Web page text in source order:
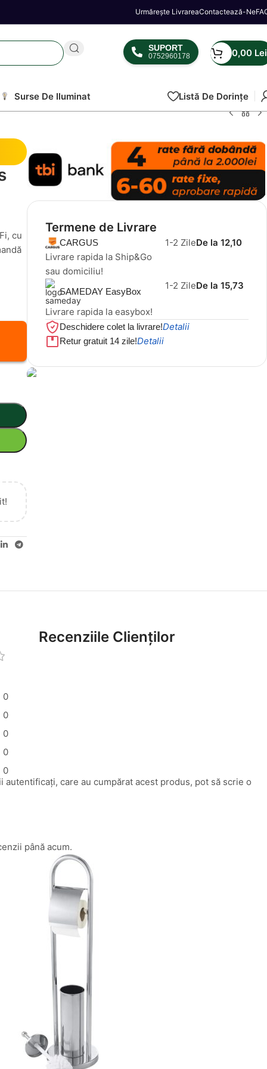
Urmărește LivrareaContactează-Ne
SUPORT
0752960178 0,00 Lei
Surse De Iluminat
Listă De Dorințe
cu
Termene de Livrare
CARGUS
Livrare rapida la Ship&Go
sau domiciliu!
1-2 ZileDe la 12,10
SAMEDAY EasyBox
Livrare rapida la easybox!
1-2 ZileDe la 15,73
Deschidere colet la livrare!Detalii
Retur gratuit 14 zile!Detalii
Recenziile Clienților
0
0
0
0
0
până acum.
autentificați, care au cumpărat acest produs, pot să scrie o